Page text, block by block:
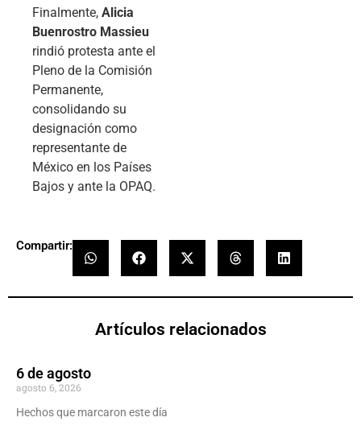
Finalmente, Alicia
Buenrostro Massieu
rindió protesta ante el
Pleno de la Comisión
Permanente,
consolidando su
designación como
representante de
México en los Países
Bajos y ante la OPAQ.
Compartir:
Artículos relacionados
6 de agosto
agosto 6, 2026
Hechos que marcaron este día